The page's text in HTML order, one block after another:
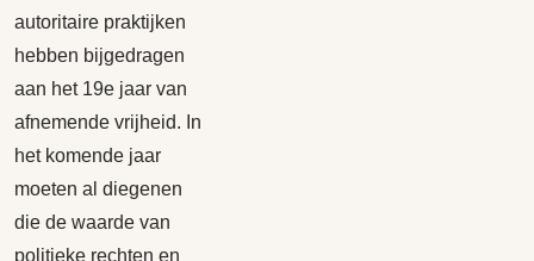
autoritaire praktijken
hebben bijgedragen
aan het 19e jaar van
afnemende vrijheid. In
het komende jaar
moeten al diegenen
die de waarde van
politieke rechten en